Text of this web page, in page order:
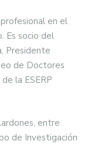
en el
Es socio del
Presidente
de Doctores
la ESERP
entre
de Investigación